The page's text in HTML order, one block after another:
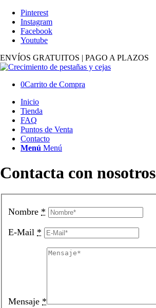
Pinterest
Instagram
Facebook
Youtube
ENVÍOS GRATUITOS | PAGO A PLAZOS
0Carrito de Compra
Inicio
Tienda
FAQ
Puntos de Venta
Contacto
Menú Menú
Contacta con nosotros
Nombre *
E-Mail *
Mensaje *